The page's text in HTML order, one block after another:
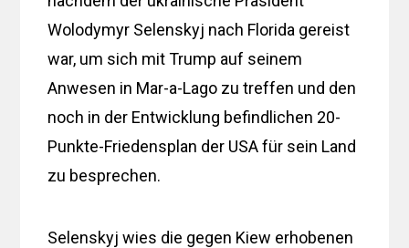
Wolodymyr Selenskyj nach Florida gereist
war, um sich mit Trump auf seinem
Anwesen in Mar-a-Lago zu treffen und den
noch in der Entwicklung befindlichen 20-
Punkte-Friedensplan der USA für sein Land
zu besprechen.
Selenskyj wies die gegen Kiew erhobenen